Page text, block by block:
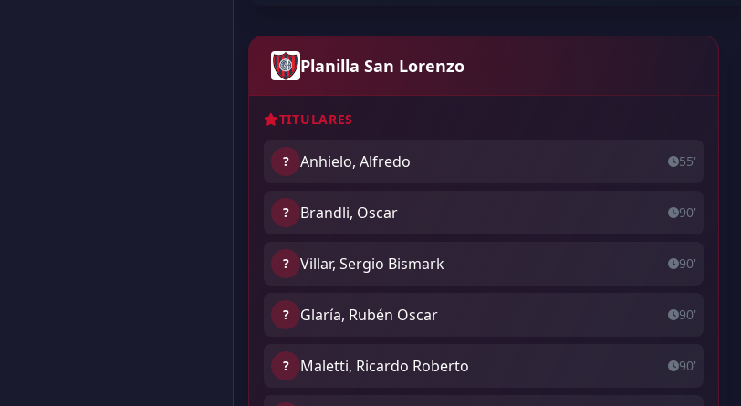
Planilla San Lorenzo
TITULARES
? Anhielo, Alfredo 55'
? Brandli, Oscar 90'
? Villar, Sergio Bismark 90'
? Glaría, Rubén Oscar 90'
? Maletti, Ricardo Roberto 90'